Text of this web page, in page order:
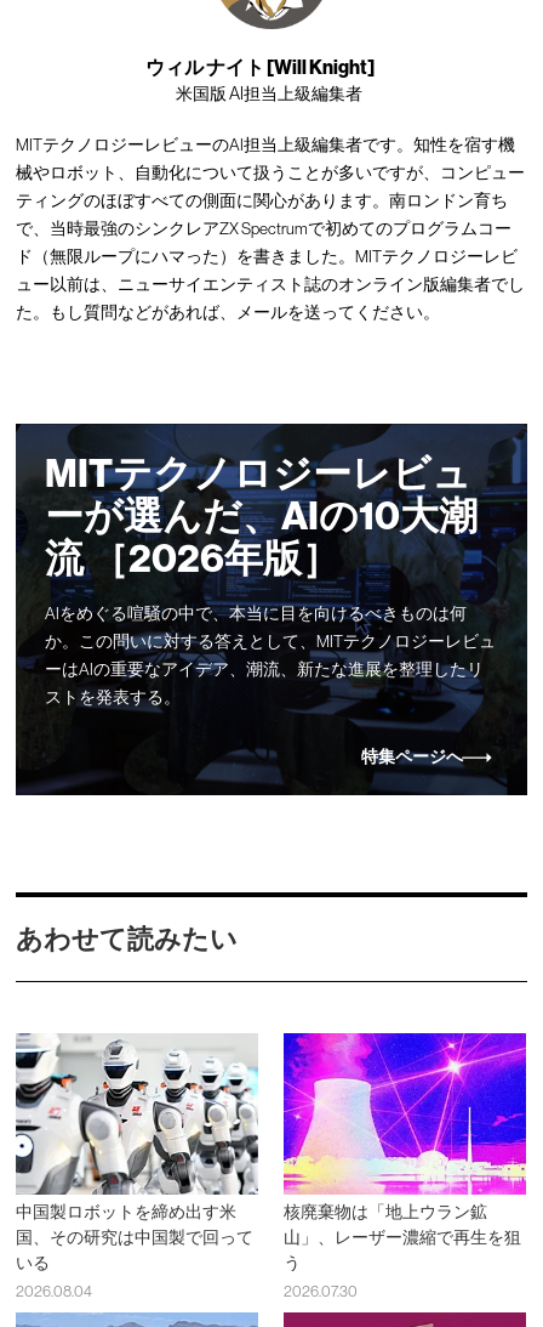
ウィル ナイト [Will Knight]
米国版 AI担当上級編集者
MITテクノロジーレビューのAI担当上級編集者です。知性を宿す機
械やロボット、自動化について扱うことが多いですが、コンピュー
ティングのほぼすべての側面に関心があります。南ロンドン育ち
で、当時最強のシンクレアZX Spectrumで初めてのプログラムコー
ド（無限ループにハマった）を書きました。MITテクノロジーレビ
ュー以前は、ニューサイエンティスト誌のオンライン版編集者でし
た。もし質問などがあれば、
メールを送ってください。
MITテクノロジーレビュ
ーが選んだ、AIの10大潮
流 ［2026年版］
AIをめぐる喧騒の中で、本当に目を向けるべきものは何
か。この問いに対する答えとして、MITテクノロジーレビュ
ーはAIの重要なアイデア、潮流、新たな進展を整理したリ
ストを発表する。
特集ページへ
あわせて読みたい
中国製ロボットを締め出す米
国、その研究は中国製で回って
いる
2026.08.04
核廃棄物は「地上ウラン鉱
山」、レーザー濃縮で再生を狙
う
2026.07.30